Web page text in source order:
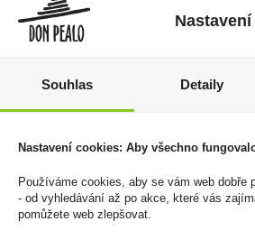
399 Kč
Cena za:
Souhlas Detaily
Nastavení cookies: Aby všechno
Používáme cookies, aby se vám web dobře
- od vyhledávání až po akce, které vás
pomůžete web zlepšovat.